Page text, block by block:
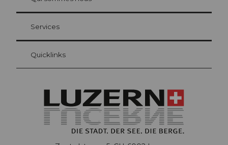
Carte d’hôte Lucerne
Vos avantages en tant qu'hôte pour la nuit
Services
Quicklinks